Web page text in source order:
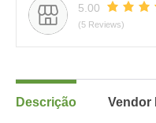
5.00
(5 Reviews)
Descrição Vendor